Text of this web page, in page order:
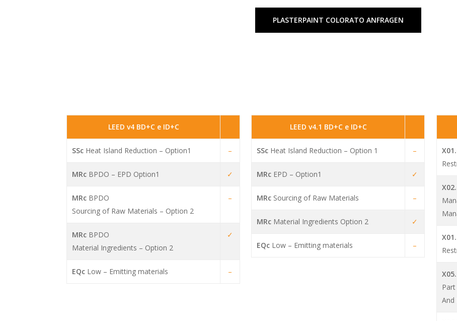
PLASTERPAINT COLORATO ANFRAGEN
LEED v4 BD+C e ID+C
SSc Heat Island Reduction – Option1 –
MRc BPDO – EPD Option1 ✓
MRc BPDO
Sourcing of Raw Materials – Option 2
–
MRc BPDO
Material Ingredients – Option 2
✓
EQc Low – Emitting materials –
LEED v4.1 BD+C e ID+C
SSc Heat Island Reduction – Option 1 –
MRc EPD – Option1 ✓
MRc Sourcing of Raw Materials –
MRc Material Ingredients Option 2 ✓
EQc Low – Emitting materials –
And